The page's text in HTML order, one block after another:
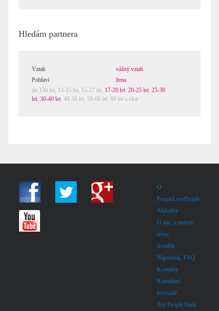
Hledám partnera
Vztah
vážný vztah
Pohlaví
žena
do 13ti let, 13-15 let, 15-17 let, 17-20 let, 20-25 let, 25-30
let, 30-40 let, 40-50 let, 50-60 let, 60 let a více
O
PeopleLovePeople
Aktuality
O nás, o našem
týmu
Soutěže
Nápověda, FAQ
Kontakty
Kontaktní
formulář
Top People Rank